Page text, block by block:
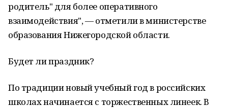
родитель" для более оперативного
взаимодействия", — отметили в министерстве
образования Нижегородской области.
Будет ли праздник?
По традиции новый учебный год в российских
школах начинается с торжественных линеек. В